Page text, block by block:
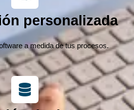
personalizada
a medida de tus procesos.